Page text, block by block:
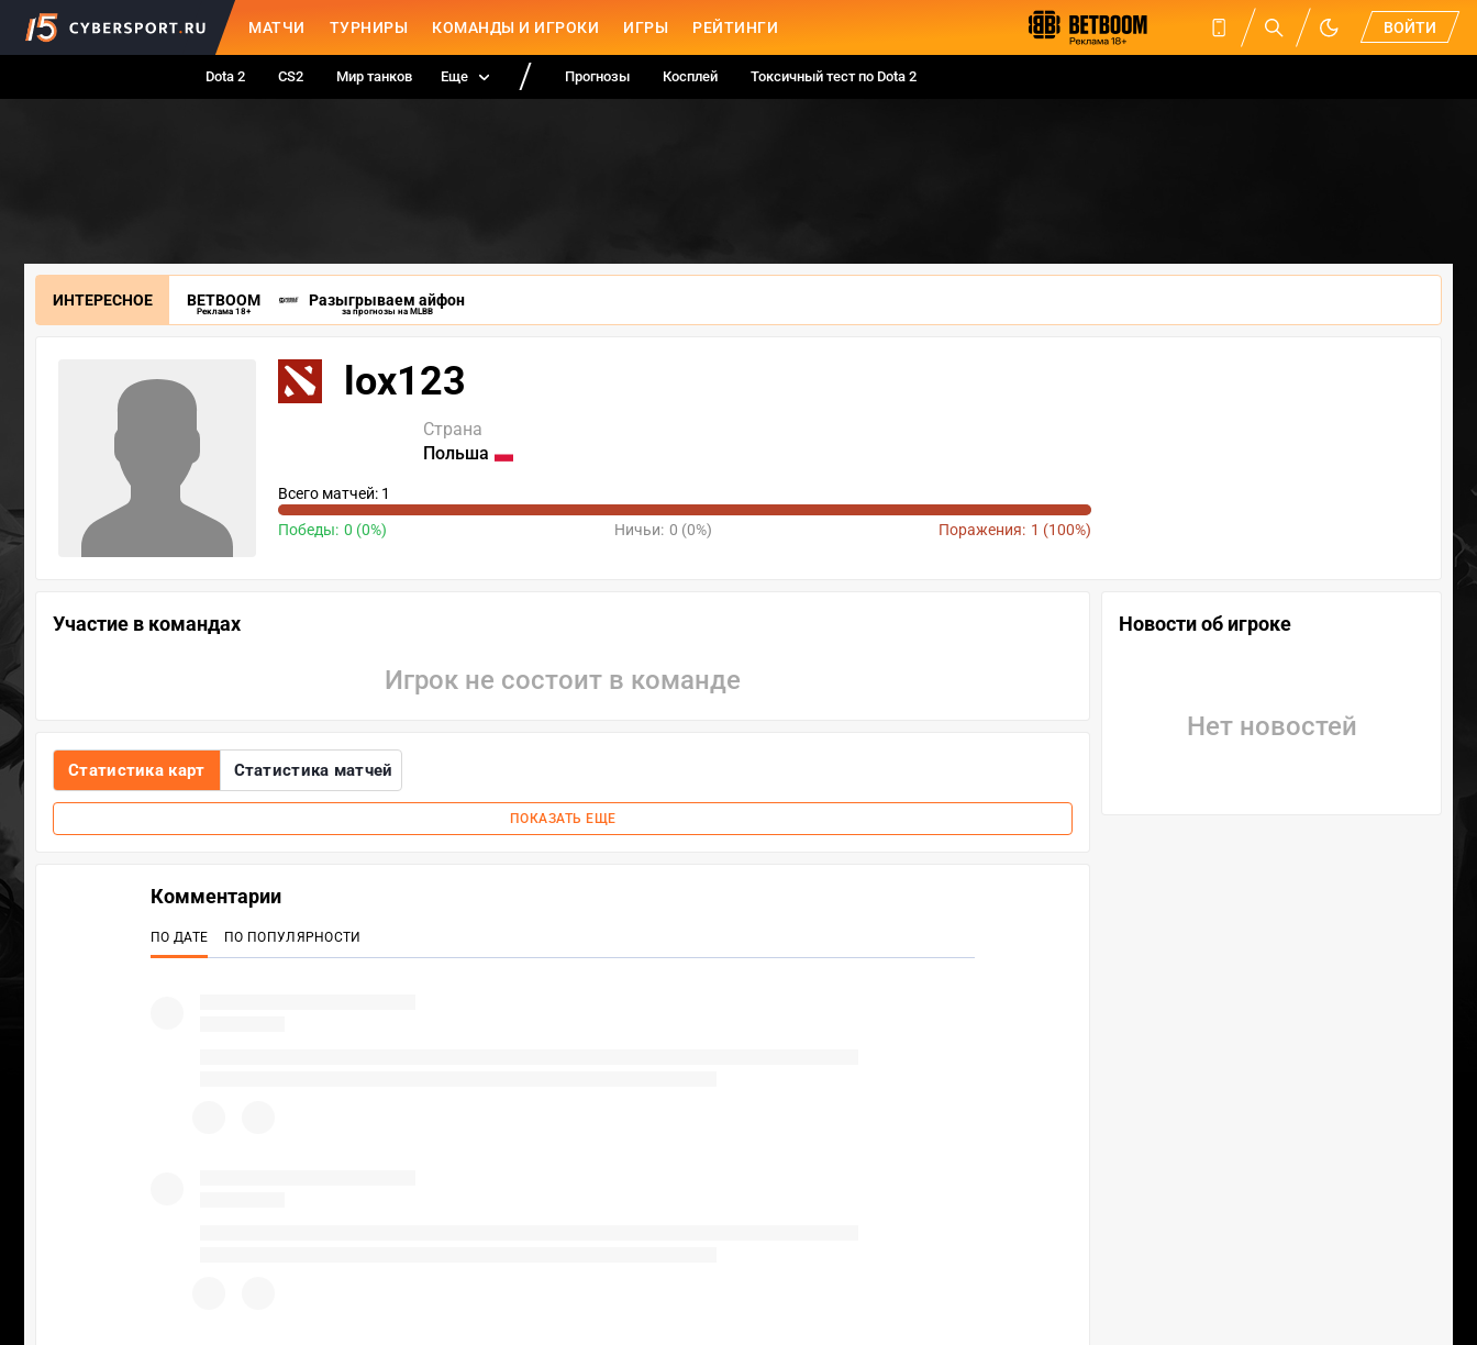
МАТЧИ ТУРНИРЫ КОМАНДЫ И ИГРОКИ ИГРЫ РЕЙТИНГИ ВОЙТИ
Dota 2 CS2 Мир танков Еще Прогнозы Косплей Токсичный тест по Dota 2
ИНТЕРЕСНОЕ BETBOOM
Реклама 18+
Разыгрываем айфон
за прогнозы на MLBB
lox123
Страна
Польша
Всего матчей: 1
Победы: 0 (0%) Ничьи: 0 (0%) Поражения: 1 (100%)
Участие в командах
Игрок не состоит в команде
Статистика карт Статистика матчей
ПОКАЗАТЬ ЕЩЕ
Новости об игроке
Нет новостей
Комментарии
ПО ДАТЕ ПО ПОПУЛЯРНОСТИ